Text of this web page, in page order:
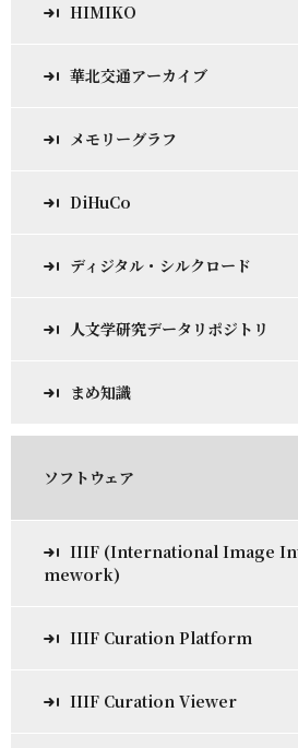
HIMIKO
華北交通アーカイブ
メモリーグラフ
DiHuCo
ディジタル・シルクロード
人文学研究データリポジトリ
まめ知識
ソフトウェア
IIIF (International Image
mework)
IIIF Curation Platform
IIIF Curation Viewer